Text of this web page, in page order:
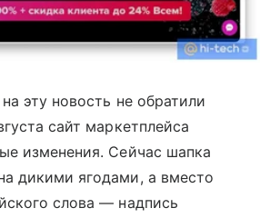
эту новость не обратили
сайт маркетплейса
изменения. Сейчас шапка
дикими ягодами, а вместо
слова — надпись